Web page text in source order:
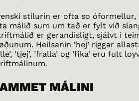
stílurin er ofta so
málið sum um tað er fylt við
er gerandisligt, sjálvt í
Heilsanin ’hej’ riggar
’tjej’, ’fralla’ og ’fika’ eru fult
MÁLINI